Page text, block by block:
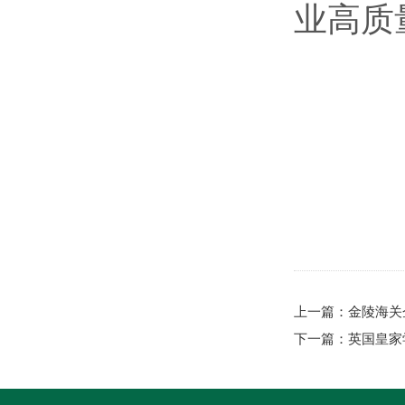
业高质
上一篇： 金陵海
下一篇： 英国皇